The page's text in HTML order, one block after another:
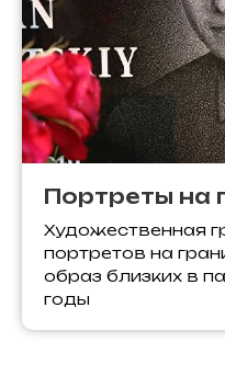
Портреты на
Художественная
портретов на
образ близких в
годы